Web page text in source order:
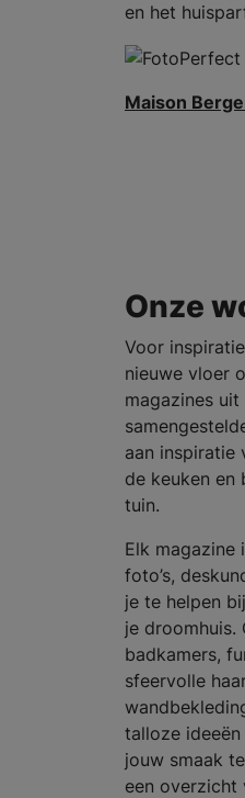
en het
Maison
Onze
Voor
nieuwe vloer
magazines
aan inspiratie
de keuken en
tuin.
Elk magazine
foto’s,
je te helpen
je droomhuis.
badkamers,
sfeervolle
talloze
jouw smaak
een overzicht